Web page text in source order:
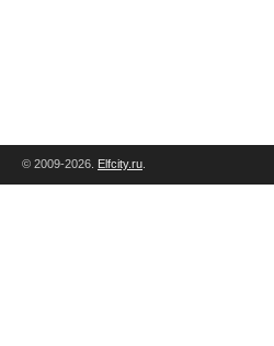
© 2009-2026. Elfcity.ru